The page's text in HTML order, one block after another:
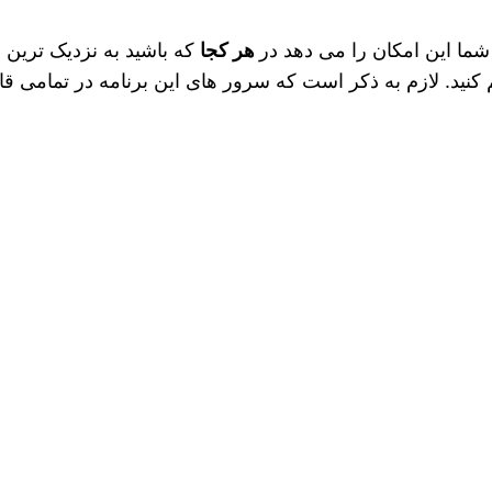
این امکان را می دهد در هر کجا که باشید به نزدیک‌
لازم به ذکر است که سرور های این برنامه در تمامی